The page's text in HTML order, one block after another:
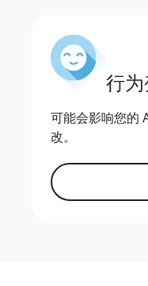
行
可能会影响您的
改。